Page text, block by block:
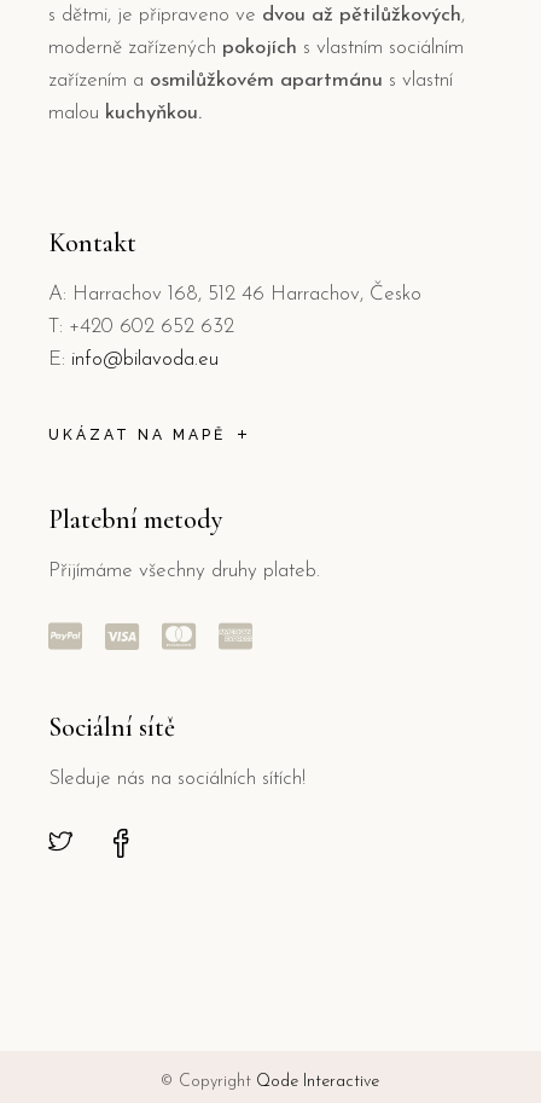
s dětmi, je připraveno ve dvou až pětilůžkových,
moderně zařízených pokojích s vlastním sociálním
zařízením a osmilůžkovém apartmánu s vlastní
malou kuchyňkou.
Kontakt
A: Harrachov 168, 512 46 Harrachov, Česko
T: +420 602 652 632
E: info@bilavoda.eu
UKÁZAT NA MAPĚ
Platební metody
Přijímáme všechny druhy plateb.
Sociální sítě
Sleduje nás na sociálních sítích!
© Copyright Qode Interactive